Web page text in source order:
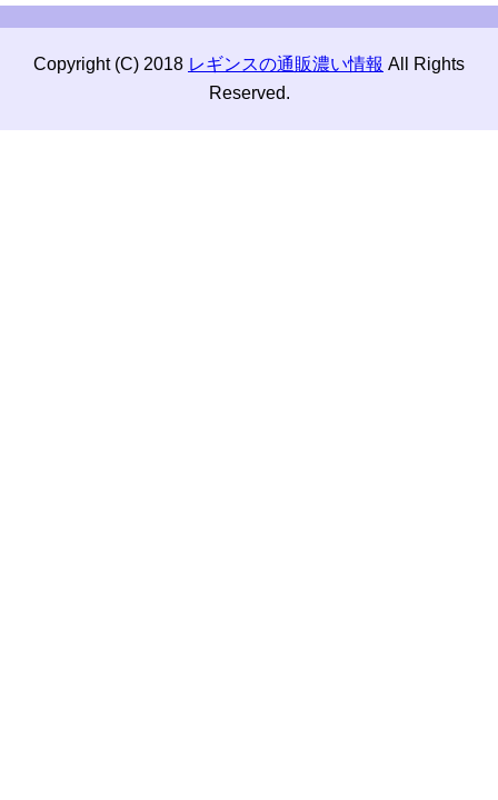
Copyright (C) 2018 レギンスの通販濃い情報 All Rights
Reserved.